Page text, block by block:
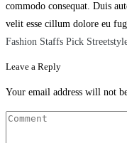
commodo consequat. Duis
velit esse cillum dolore eu
Fashion Staffs Pick
Leave a Reply
Your email address will not